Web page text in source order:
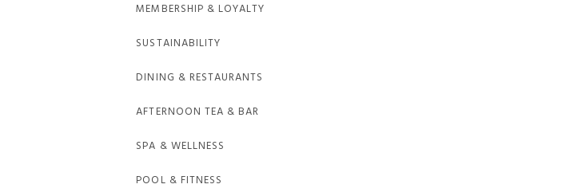
MEMBERSHIP & LOYALTY
SUSTAINABILITY
DINING & RESTAURANTS
AFTERNOON TEA & BAR
SPA & WELLNESS
POOL & FITNESS